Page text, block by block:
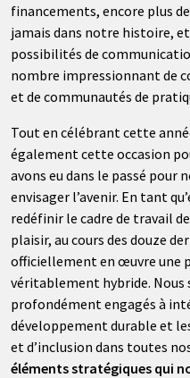
financements, encore plus
jamais dans notre histoire,
possibilités de
nombre impressionnant de
et de communautés de
Tout en célébrant cette
également cette occasion
avons eu dans le passé pour
envisager l’avenir. En tant
redéfinir le cadre de travail
plaisir, au cours des douze
officiellement en œuvre une
véritablement hybride. Nous
profondément engagés à
développement durable et
et d’inclusion dans toutes
éléments stratégiques qui